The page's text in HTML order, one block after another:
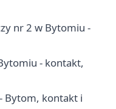
nr 2 w Bytomiu -
- kontakt,
Bytom, kontakt i